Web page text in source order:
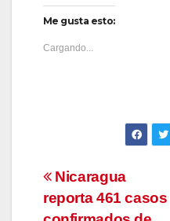
Me gusta esto:
Cargando...
Navegación
de
Nicaragua
reporta 461 casos